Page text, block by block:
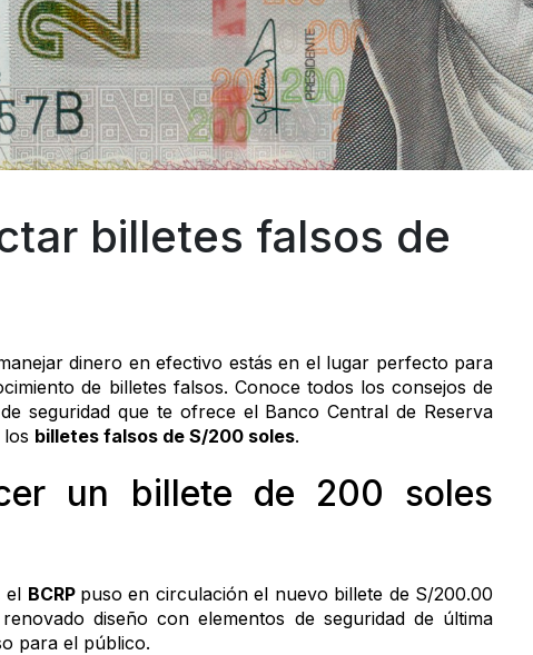
billetes falsos de
dinero en efectivo estás en el lugar perfecto para
de billetes falsos. Conoce todos los consejos de
seguridad que te ofrece el Banco Central de Reserva
billetes falsos de S/200 soles.
un billete de 200 soles
el BCRP puso en circulación el nuevo billete de S/200.00
diseño con elementos de seguridad de última
para el público.